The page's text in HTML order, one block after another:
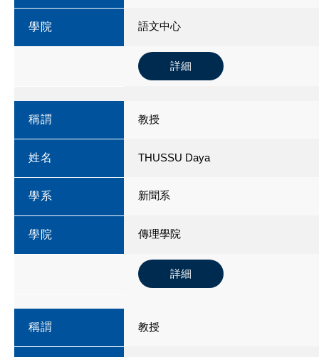
學院 語文中心
詳細
稱謂 教授
姓名 THUSSU Daya
學系 新聞系
學院 傳理學院
詳細
稱謂 教授